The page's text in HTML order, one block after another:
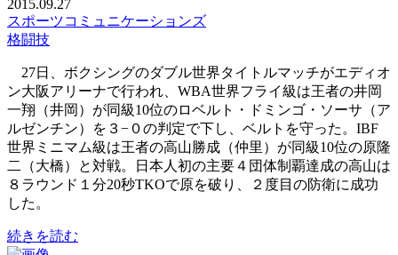
2015.09.27
スポーツコミュニケーションズ
格闘技
27日、ボクシングのダブル世界タイトルマッチがエディオ
ン大阪アリーナで行われ、WBA世界フライ級は王者の井岡
一翔（井岡）が同級10位のロベルト・ドミンゴ・ソーサ（ア
ルゼンチン）を３−０の判定で下し、ベルトを守った。IBF
世界ミニマム級は王者の高山勝成（仲里）が同級10位の原隆
二（大橋）と対戦。日本人初の主要４団体制覇達成の高山は
８ラウンド１分20秒TKOで原を破り、２度目の防衛に成功
した。
続きを読む